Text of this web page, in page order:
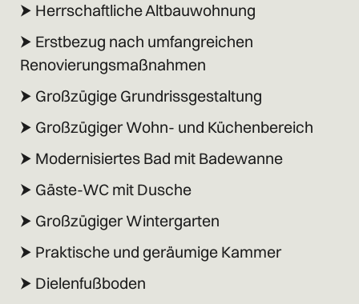
⮞ Herrschaftliche Altbauwohnung
⮞ Erstbezug nach umfangreichen
Renovierungsmaßnahmen
⮞ Großzügige Grundrissgestaltung
⮞ Großzügiger Wohn- und Küchenbereich
⮞ Modernisiertes Bad mit Badewanne
⮞ Gäste-WC mit Dusche
⮞ Großzügiger Wintergarten
⮞ Praktische und geräumige Kammer
⮞ Dielenfußboden